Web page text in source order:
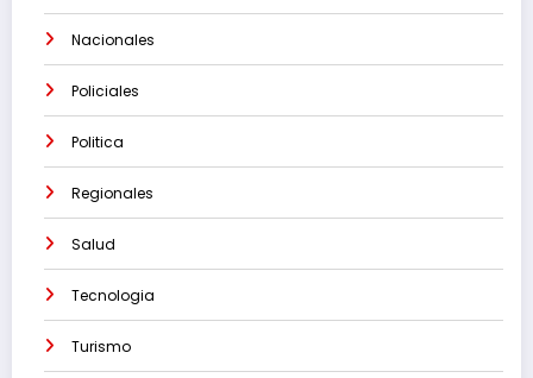
Nacionales
Policiales
Politica
Regionales
Salud
Tecnologia
Turismo